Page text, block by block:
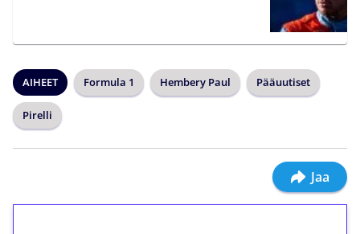
AIHEET Formula 1 Hembery Paul Pääuutiset
Pirelli
Jaa